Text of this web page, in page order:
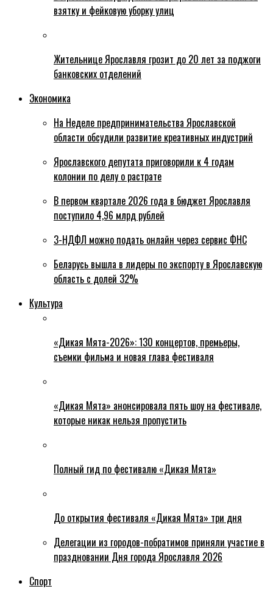
взятку и фейковую уборку улиц
Жительнице Ярославля грозит до 20 лет за поджоги
банковских отделений
Экономика
На Неделе предпринимательства Ярославской
области обсудили развитие креативных индустрий
Ярославского депутата приговорили к 4 годам
колонии по делу о растрате
В первом квартале 2026 года в бюджет Ярославля
поступило 4,96 млрд рублей
3-НДФЛ можно подать онлайн через сервис ФНС
Беларусь вышла в лидеры по экспорту в Ярославскую
область с долей 32%
Культура
«Дикая Мята-2026»: 130 концертов, премьеры,
съемки фильма и новая глава фестиваля
«Дикая Мята» анонсировала пять шоу на фестивале,
которые никак нельзя пропустить
Полный гид по фестивалю «Дикая Мята»
До открытия фестиваля «Дикая Мята» три дня
Делегации из городов-побратимов приняли участие в
праздновании Дня города Ярославля 2026
Спорт